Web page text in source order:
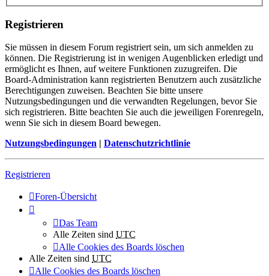
Registrieren
Sie müssen in diesem Forum registriert sein, um sich anmelden zu
können. Die Registrierung ist in wenigen Augenblicken erledigt und
ermöglicht es Ihnen, auf weitere Funktionen zuzugreifen. Die
Board-Administration kann registrierten Benutzern auch zusätzliche
Berechtigungen zuweisen. Beachten Sie bitte unsere
Nutzungsbedingungen und die verwandten Regelungen, bevor Sie
sich registrieren. Bitte beachten Sie auch die jeweiligen Forenregeln,
wenn Sie sich in diesem Board bewegen.
Nutzungsbedingungen | Datenschutzrichtlinie
Registrieren
Foren-Übersicht
Das Team
Alle Zeiten sind UTC
Alle Cookies des Boards löschen
Alle Zeiten sind UTC
Alle Cookies des Boards löschen